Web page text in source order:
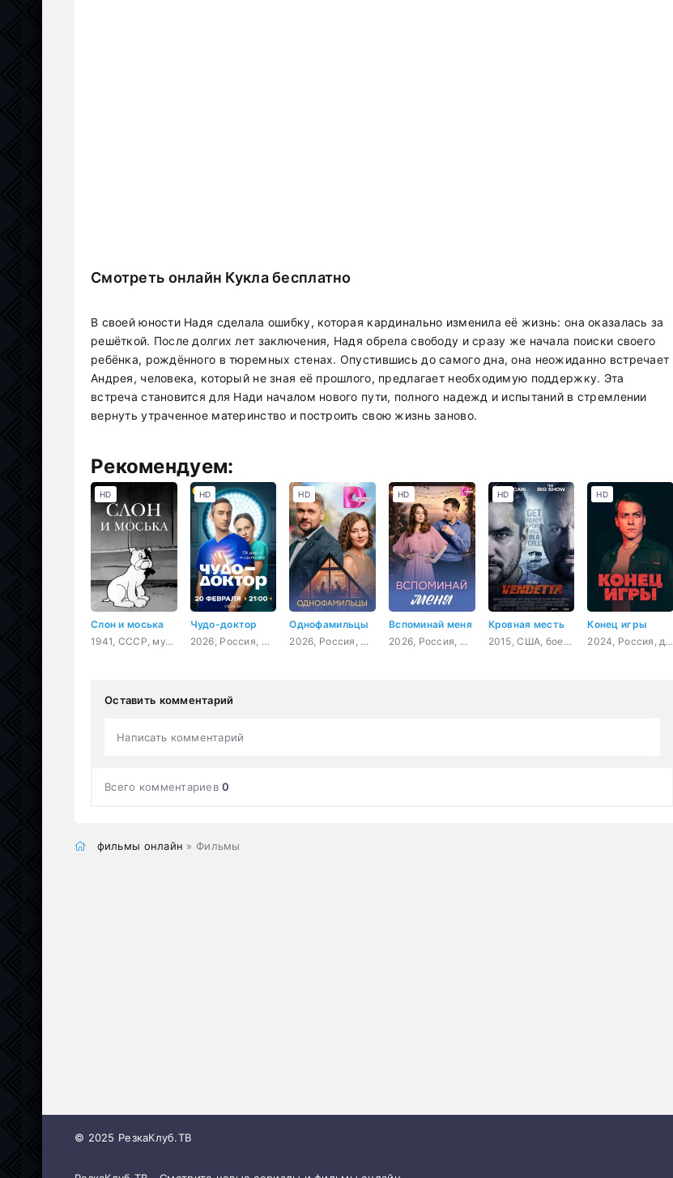
Смотреть онлайн Кукла бесплатно
В своей юности Надя сделала ошибку, которая кардинально изменила её жизнь: она оказалась за
решёткой. После долгих лет заключения, Надя обрела свободу и сразу же начала поиски своего
ребёнка, рождённого в тюремных стенах. Опустившись до самого дна, она неожиданно встречает
Андрея, человека, который не зная её прошлого, предлагает необходимую поддержку. Эта
встреча становится для Нади началом нового пути, полного надежд и испытаний в стремлении
вернуть утраченное материнство и построить свою жизнь заново.
Рекомендуем:
Слон и моська
1941, СССР, мультфильм, короткометражка
HD
Чудо-доктор
2026, Россия, мелодрама, драма
HD
Однофамильцы
2026, Россия, мелодрама
HD
Вспоминай меня
2026, Россия, мелодрама
HD
Кровная месть
2015, США, боевик, драма
HD
Конец игры
2024, Россия, детектив, мелодрама
HD
Оставить комментарий
Написать комментарий
Всего комментариев0
фильмы онлайн » Фильмы
© 2025 РезкаКлуб.ТВ